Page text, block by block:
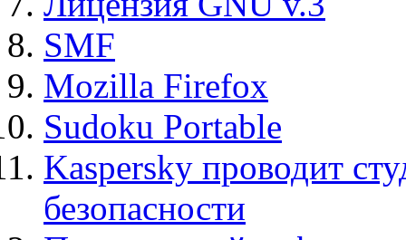
SMF
Mozilla Firefox
Sudoku Portable
Kaspersky проводит
безопасности